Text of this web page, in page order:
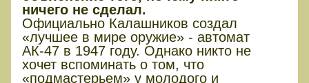
ничего не сделал.
Официально Калашников создал
«лучшее в мире оружие» - автомат
АК-47 в 1947 году. Однако никто не
хочет вспоминать о том, что
«подмастерьем» у молодого и